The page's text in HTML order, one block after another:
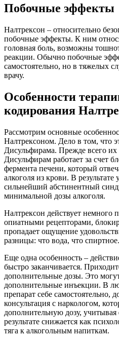
Побочные эффекты
Налтрексон – относительно
побочные эффекты. К ним
головная боль, возможны
реакции. Обычно побочные
самостоятельно, но в тяжелых
врачу.
Особенности
кодирования
Рассмотрим основные
Налтрексоном. Дело в том, что
Дисульфирама. Прежде всего
Дисульфирам работает за счет
фермента печени, который
алкоголя из крови. В результате
сильнейший абстинентный
минимальной дозы алкоголя.
Налтрексон действует немного
опиатными рецепторами,
пропадает ощущение
разницы: что вода, что спиртное.
Еще одна особенность –
быстро заканчивается.
дополнительные дозы. Это
дополнительные инъекции. В
препарат себе самостоятельно,
консультация с наркологом,
дополнительную дозу,
результате снижается как
тяга к алкогольным напиткам.